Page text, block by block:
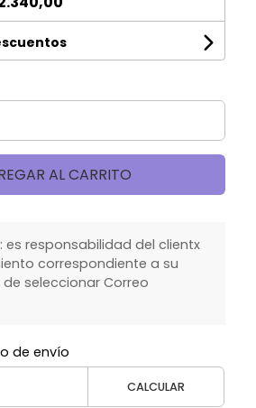
AL CARRITO
es responsabilidad del clientx
correspondiente a su
seleccionar Correo
de envío
CALCULAR